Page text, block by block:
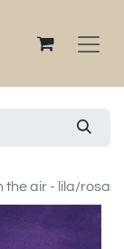
the air - lila/rosa